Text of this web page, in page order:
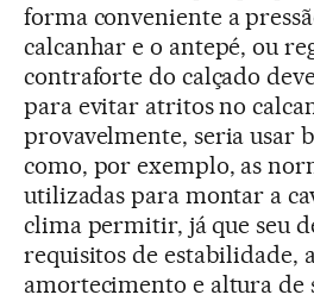
forma conveniente a
calcanhar e o antepé, ou
contraforte do calçado
para evitar atritos no
provavelmente, seria usar
como, por exemplo, as
utilizadas para montar a
clima permitir, já que seu
requisitos de estabilidade,
amortecimento e altura de